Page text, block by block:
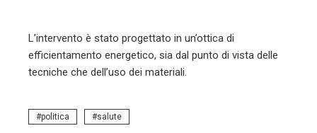
L’intervento è stato progettato in un’ottica di
efficientamento energetico, sia dal punto di vista delle
tecniche che dell’uso dei materiali.
politica salute